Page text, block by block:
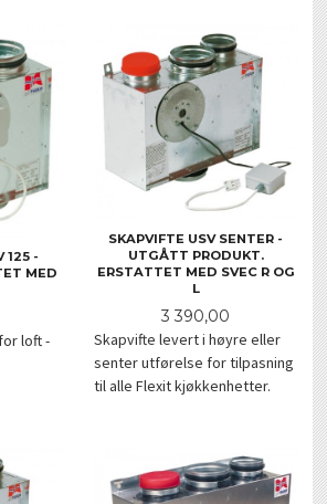
125 -
MED
loft -
SKAPVIFTE USV SENTER -
UTGÅTT PRODUKT.
ERSTATTET MED SVEC R OG
L
Pris
3 390,00
Skapvifte levert i høyre eller
senter utførelse for tilpasning
til alle Flexit kjøkkenhetter.